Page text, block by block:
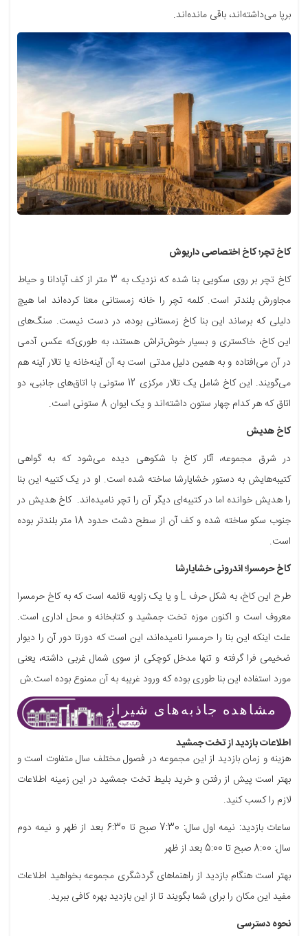
برپا می‌داشته‌اند، باقی مانده‌اند.
کاخ تچر؛ کاخ اختصاصی داریوش
کاخ تچر بر روی سکویی بنا شده که نزدیک به 3 متر از کف آپادانا و حیاط
مجاورش بلندتر است. کلمه تچر را خانه زمستانی معنا کرده‌اند اما هیچ
دلیلی که برساند این بنا کاخ زمستانی بوده، در دست نیست. سنگ‌های
این کاخ، خاکستری و بسیار خوش‌تراش هستند، به طوری‌که عکس آدمی
در آن می‌افتاده و به همین دلیل مدتی است به آن آینه‌خانه یا تالار آینه هم
می‌گویند. این کاخ شامل یک تالار مرکزی 12 ستونی با اتاق‌های جانبی، دو
اتاق که هر کدام چهار ستون داشته‌اند و یک ایوان 8 ستونی است.
کاخ هدیش
در شرق مجموعه، آثار کاخ با شکوهی دیده می‌شود که به گواهی
کتیبه‌هایش به دستور خشایارشا ساخته شده است. او در یک کتیبه این بنا
را هدیش خوانده اما در کتیبه‌ای دیگر آن را تچر نامیده‌اند. کاخ هدیش در
جنوب سکو ساخته شده و کف آن از سطح دشت حدود 18 متر بلندتر بوده
است.
کاخ حرمسرا؛ اندرونی خشایارشا
طرح این کاخ، به شکل حرف L و یا یک زاویه قائمه است که به کاخ حرمسرا
معروف است و اکنون موزه تخت جمشید و کتابخانه و محل اداری است.
علت اینکه این بنا را حرمسرا نامیده‌اند، این است که دورتا دور آن را دیوار
ضخیمی فرا گرفته و تنها مدخل کوچکی از سوی شمال غربی داشته، یعنی
مورد استفاده این بنا طوری بوده که ورود غریبه به آن ممنوع بوده است.ش
مشاهده جاذبه‌های شیراز
اطلاعات بازدید از تخت جمشید
هزینه و زمان بازدید از این مجموعه در فصول مختلف سال متفاوت است و
بهتر است پیش از رفتن و خرید بلیط تخت جمشید در این زمینه اطلاعات
لازم را کسب کنید.
ساعات بازدید: نیمه اول سال: 7:30 صبح تا 6:30 بعد از ظهر و نیمه دوم
سال: 8:00 صبح تا 5:00 بعد از ظهر
بهتر است هنگام بازدید از راهنماهای گردشگری مجموعه بخواهید اطلاعات
مفید این مکان را برای شما بگویند تا از این بازدید بهره کافی ببرید.
نحوه دسترسی